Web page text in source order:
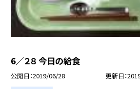
6／２８ 今日の給食
公開日 2019/06/28 更新日